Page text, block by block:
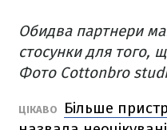
Обидва партнери
стосунки для того,
Фото Cottonbro
ЦІКАВО
Більше